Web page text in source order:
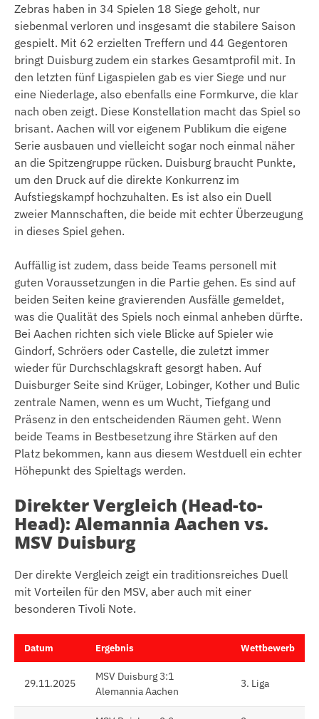
Zebras haben in 34 Spielen 18 Siege geholt, nur
siebenmal verloren und insgesamt die stabilere Saison
gespielt. Mit 62 erzielten Treffern und 44 Gegentoren
bringt Duisburg zudem ein starkes Gesamtprofil mit. In
den letzten fünf Ligaspielen gab es vier Siege und nur
eine Niederlage, also ebenfalls eine Formkurve, die klar
nach oben zeigt. Diese Konstellation macht das Spiel so
brisant. Aachen will vor eigenem Publikum die eigene
Serie ausbauen und vielleicht sogar noch einmal näher
an die Spitzengruppe rücken. Duisburg braucht Punkte,
um den Druck auf die direkte Konkurrenz im
Aufstiegskampf hochzuhalten. Es ist also ein Duell
zweier Mannschaften, die beide mit echter Überzeugung
in dieses Spiel gehen.
Auffällig ist zudem, dass beide Teams personell mit
guten Voraussetzungen in die Partie gehen. Es sind auf
beiden Seiten keine gravierenden Ausfälle gemeldet,
was die Qualität des Spiels noch einmal anheben dürfte.
Bei Aachen richten sich viele Blicke auf Spieler wie
Gindorf, Schröers oder Castelle, die zuletzt immer
wieder für Durchschlagskraft gesorgt haben. Auf
Duisburger Seite sind Krüger, Lobinger, Kother und Bulic
zentrale Namen, wenn es um Wucht, Tiefgang und
Präsenz in den entscheidenden Räumen geht. Wenn
beide Teams in Bestbesetzung ihre Stärken auf den
Platz bekommen, kann aus diesem Westduell ein echter
Höhepunkt des Spieltags werden.
Direkter Vergleich (Head-to-
Head): Alemannia Aachen vs.
MSV Duisburg
Der direkte Vergleich zeigt ein traditionsreiches Duell
mit Vorteilen für den MSV, aber auch mit einer
besonderen Tivoli Note.
Datum Ergebnis Wettbewerb
29.11.2025
MSV Duisburg 3:1
Alemannia Aachen
3. Liga